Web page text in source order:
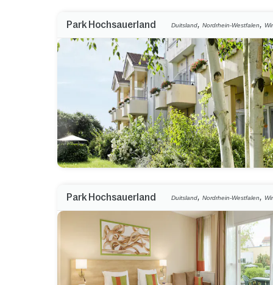
Park Hochsauerland Duitsland,Nordrhein-Westfalen,
Park Hochsauerland Duitsland,Nordrhein-Westfalen,